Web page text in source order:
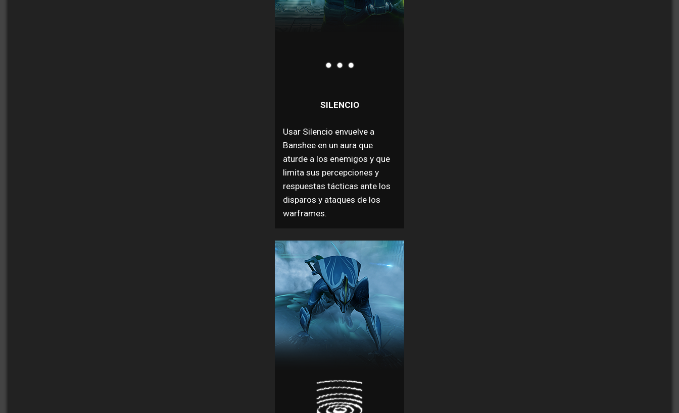
SILENCIO
Usar Silencio envuelve a
Banshee en un aura que
aturde a los enemigos y que
limita sus percepciones y
respuestas tácticas ante los
disparos y ataques de los
warframes.